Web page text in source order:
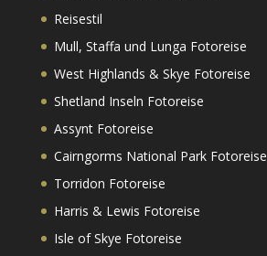
Reisestil
Mull, Staffa und Lunga Fotoreise
West Highlands & Skye Fotoreise
Shetland Inseln Fotoreise
Assynt Fotoreise
Cairngorms National Park Fotoreise
Torridon Fotoreise
Harris & Lewis Fotoreise
Isle of Skye Fotoreise